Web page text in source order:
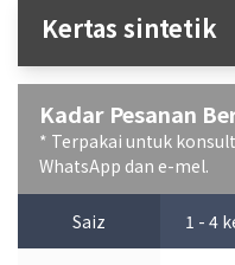
Kertas sintetik
Kadar Pesanan
* Terpakai untuk
WhatsApp dan e-mel.
Saiz 1 - 4